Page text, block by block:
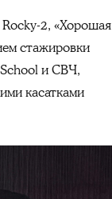
2, «Хорошая
стажировки
и СВЧ,
касатками